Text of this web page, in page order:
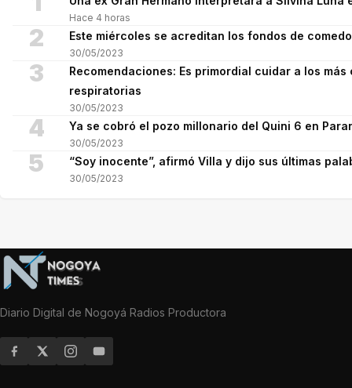
Hace 4 horas
2 Este miércoles se acreditan los fondos de
30/05/2023
3
Recomendaciones: Es primordial cuidar a los
respiratorias
30/05/2023
4 Ya se cobró el pozo millonario del Quini 6 en
30/05/2023
5 “Soy inocente”, afirmó Villa y dijo sus últimas
30/05/2023
Diario Digital de Nogoyá Radios Productora